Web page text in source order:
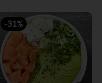
-31%